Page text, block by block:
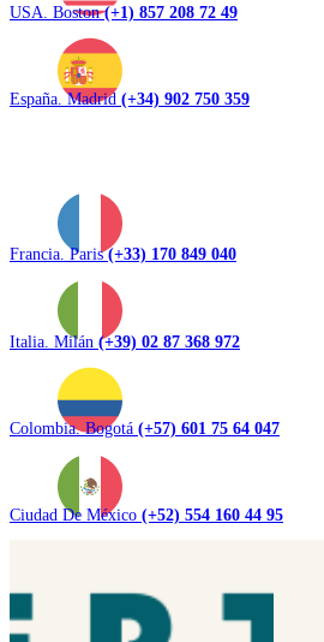
USA. Boston(+1) 857 208 72 49
España. Madrid (+34) 902 750 359
Francia. Paris(+33) 170 849 040
Italia. Milán (+39) 02 87 368 972
Colombia. Bogotá (+57) 601 75 64 047
Ciudad De México (+52) 554 160 44 95